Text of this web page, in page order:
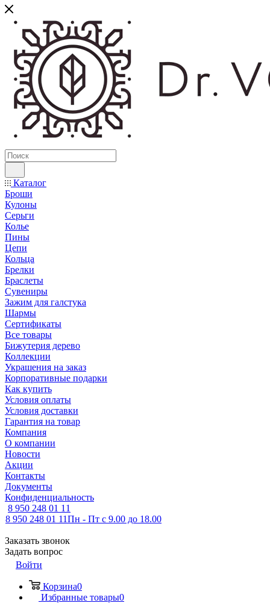
Каталог
Броши
Кулоны
Серьги
Колье
Пины
Цепи
Кольца
Брелки
Браслеты
Сувениры
Зажим для галстука
Шармы
Сертификаты
Все товары
Бижутерия дерево
Коллекции
Украшения на заказ
Корпоративные подарки
Как купить
Условия оплаты
Условия доставки
Гарантия на товар
Компания
О компании
Новости
Акции
Контакты
Документы
Конфиденциальность
8 950 248 01 11
8 950 248 01 11Пн - Пт с 9.00 до 18.00
Заказать звонок
Задать вопрос
Войти
Корзина0
Избранные товары0